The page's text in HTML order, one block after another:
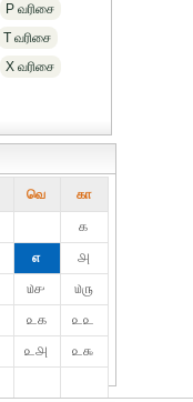
P வரிசை
T வரிசை
X வரிசை
வெ கா
௧
௭
௮
௰௪
௰௫
௨௧
௨௨
௨௮
௨௯